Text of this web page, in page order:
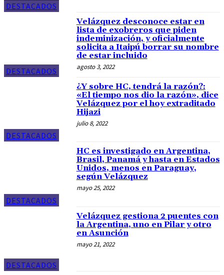
DESTACADOS
DESTACADOS
Velázquez desconoce estar en
lista de exobreros que piden
indeminización, y oficialmente
solicita a Itaipú borrar su nombre
de estar incluido
agosto 3, 2022
DESTACADOS
¿Y sobre HC, tendrá la razón?:
«El tiempo nos dio la razón», dice
Velázquez por el hoy extraditado
Hijazi
julio 8, 2022
DESTACADOS
HC es investigado en Argentina,
Brasil, Panamá y hasta en Estados
Unidos, menos en Paraguay,
según Velázquez
mayo 25, 2022
DESTACADOS
Velázquez gestiona 2 puentes con
la Argentina, uno en Pilar y otro
en Asunción
mayo 21, 2022